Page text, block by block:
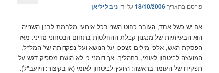
פורסם בתאריך18/10/2006על ידיניב ליליאן
אם יש כשל אחד, העובר כחוט השני בכל אירועי מלחמת לבנון השנייה
הוא הבעייתיות של מנגנון קבלת ההחלטות בתחום הבטחוני-מדיני. מאז
הפסקת האש, אלפי מילים נשפכו על הנושא ועל נפקדותה של המל"ל,
המועצה לביטחון לאומי, בתהליך. אך דומני כי לא הושם מספיק דגש על
תפקידו של העומד בראשה: היועץ לביטחון לאומי (או בקיצור: היועב"ל).